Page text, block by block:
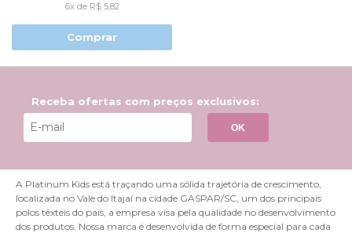
6x de R$ 5,82
Comprar
Receba ofertas com preços exclusivos:
OK
A Platinum Kids está traçando uma sólida trajetória de crescimento,
localizada no Vale do Itajaí na cidade GASPAR/SC, um dos principais
polos têxteis do país, a empresa visa pela qualidade no desenvolvimento
dos produtos. Nossa marca é desenvolvida de forma especial para cada